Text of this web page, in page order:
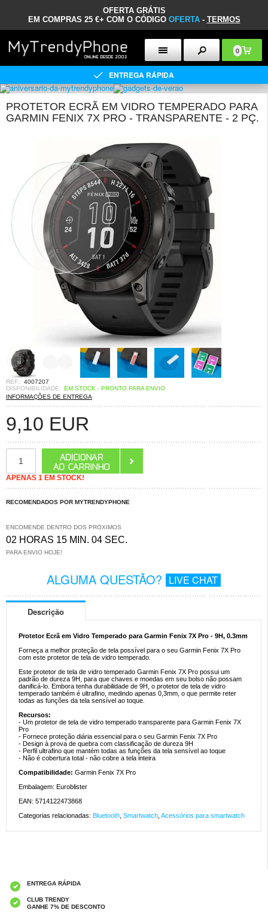
OFERTA GRÁTIS
EM COMPRAS 25 €+ COM O CÓDIGO OFERTA- TERMOS
0
ENTREGA RÁPIDA
PROTETOR ECRÃ EM VIDRO TEMPERADO PARA
GARMIN FENIX 7X PRO - TRANSPARENTE - 2 PÇ.
REF.: 4007207
DISPONIBILIDADE: EM STOCK - PRONTO PARA ENVIO
INFORMAÇÕES DE ENTREGA
9,10 EUR
APENAS 1 EM STOCK!
RECOMENDADOS POR MYTRENDYPHONE
ENCOMENDE DENTRO DOS PRÓXIMOS
02 HORAS 15 MIN. 04 SEC.
PARA ENVIO HOJE!
ALGUMA QUESTÃO? LIVE CHAT
Descrição
Protetor Ecrã em Vidro Temperado para Garmin Fenix 7X Pro - 9H, 0.3mm
Forneça a melhor proteção de tela possível para o seu Garmin Fenix 7X Pro
com este protetor de tela de vidro temperado.
Este protetor de tela de vidro temperado Garmin Fenix 7X Pro possui um
padrão de dureza 9H, para que chaves e moedas em seu bolso não possam
danificá-lo. Embora tenha durabilidade de 9H, o protetor de tela de vidro
temperado também é ultrafino, medindo apenas 0,3mm, o que permite reter
todas as funções da tela sensível ao toque.
Recursos:
- Um protetor de tela de vidro temperado transparente para Garmin Fenix 7X
Pro
- Fornece proteção diária essencial para o seu Garmin Fenix 7X Pro
- Design à prova de quebra com classificação de dureza 9H
- Perfil ultrafino que mantém todas as funções da tela sensível ao toque
- Não é cobertura total - não cobre a tela inteira
Compatibilidade: Garmin Fenix 7X Pro
Embalagem: Euroblister
EAN: 5714122473868
Categorias relacionadas: Bluetooth Smartwatch Acessórios para smartwatch
ENTREGA RÁPIDA
CLUB TRENDY
GANHE 7% DE DESCONTO